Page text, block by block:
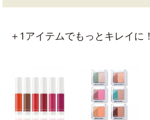
＋1アイテムでもっとキレイに！